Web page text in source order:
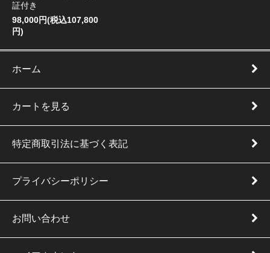
証付き
98,000円(税込107,800
円)
ホーム
カートを見る
特定商取引法に基づく表記
プライバシーポリシー
お問い合わせ